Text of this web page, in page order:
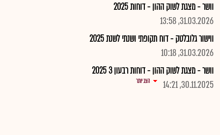
וושר - מצגת לשוק ההון - דוחות 2025
31.03.2026, 13:58
ווישור גלובלטק - דוח תקופתי ושנתי לשנת 2025
31.03.2026, 10:18
וושר - מצגת לשוק ההון - דוחות רבעון 3 2025
30.11.2025, 14:21
הצג יותר